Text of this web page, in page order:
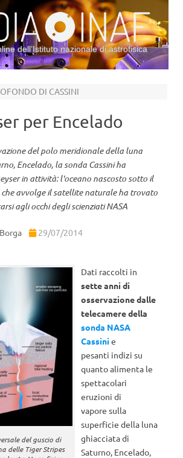
dell’Istituto nazionale di astrofisica
DI CASSINI
per Encelado
del polo meridionale della luna
Encelado, la sonda Cassini ha
in attività: l'oceano nascosto sotto il
che avvolge il satellite naturale ha trovato
agli occhi degli scienziati NASA
29/07/2014
del guscio di
delle Tiger Stripes
Dati raccolti in
sette anni di
osservazione dalle
telecamere della
sonda NASA
Cassinie
pesanti indizi su
quanto alimenta le
spettacolari
eruzioni di
vapore sulla
superficie della luna
ghiacciata di
Saturno, Encelado,